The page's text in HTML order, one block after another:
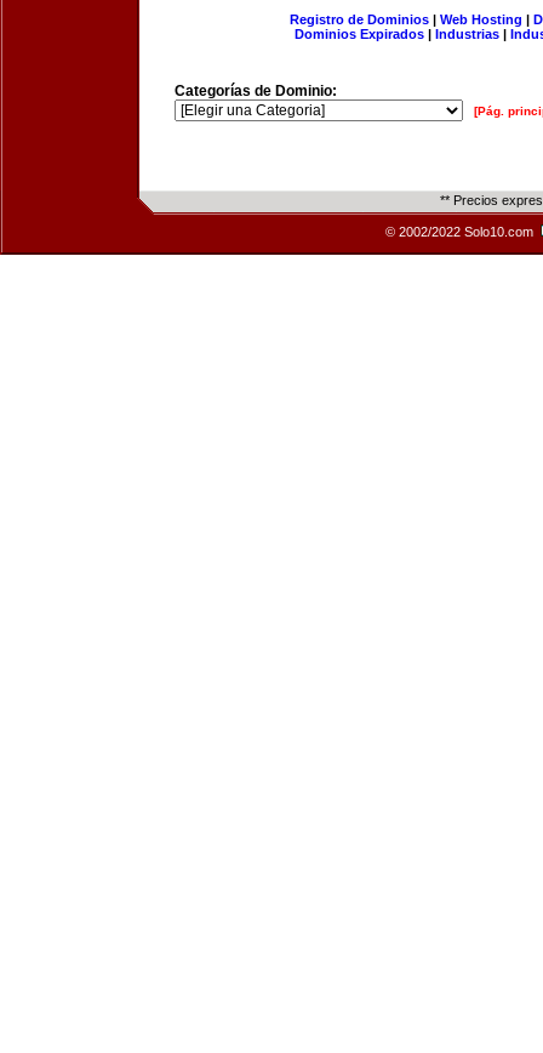
Registro de Dominios| Web Hosting |
Dominios Expirados | Industrias |
Categorías de Dominio:
[Pág.
** Precios
© 2002/2022 Solo10.com